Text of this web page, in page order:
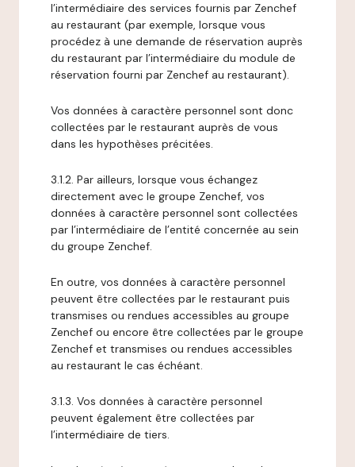
l’intermédiaire des services fournis par Zenchef
au restaurant (par exemple, lorsque vous
procédez à une demande de réservation auprès
du restaurant par l’intermédiaire du module de
réservation fourni par Zenchef au restaurant).
Vos données à caractère personnel sont donc
collectées par le restaurant auprès de vous
dans les hypothèses précitées.
3.1.2. Par ailleurs, lorsque vous échangez
directement avec le groupe Zenchef, vos
données à caractère personnel sont collectées
par l’intermédiaire de l’entité concernée au sein
du groupe Zenchef.
En outre, vos données à caractère personnel
peuvent être collectées par le restaurant puis
transmises ou rendues accessibles au groupe
Zenchef ou encore être collectées par le groupe
Zenchef et transmises ou rendues accessibles
au restaurant le cas échéant.
3.1.3. Vos données à caractère personnel
peuvent également être collectées par
l’intermédiaire de tiers.